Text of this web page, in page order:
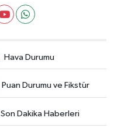
Hava Durumu
Puan Durumu ve Fikstür
Son Dakika Haberleri